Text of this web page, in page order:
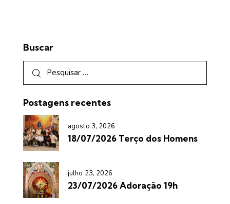
Buscar
Postagens recentes
agosto 3, 2026
18/07/2026 Terço dos Homens
julho 23, 2026
23/07/2026 Adoração 19h